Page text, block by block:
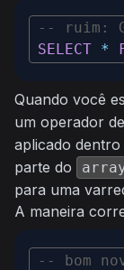
-- ruim:
SELECT *
Quando você
um operador
aplicado
parte do
para uma
A maneira
-- bom